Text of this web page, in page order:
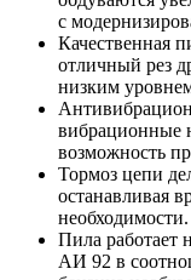
с
Качественная
отличный рез
низким
вибрационные
возможность
Тормоз цепи
останавливая
необходимости.
Пила работает
АИ 92 в